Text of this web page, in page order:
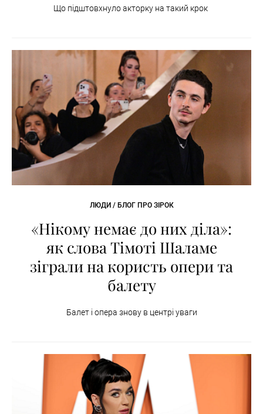
Що підштовхнуло акторку на такий крок
ЛЮДИ / БЛОГ ПРО ЗІРОК
«Нікому немає до них діла»:
як слова Тімоті Шаламе
зіграли на користь опери та
балету
Балет і опера знову в центрі уваги